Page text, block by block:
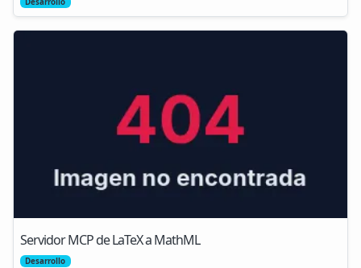
Servidor MCP de LaTeX a MathML
Desarrollo